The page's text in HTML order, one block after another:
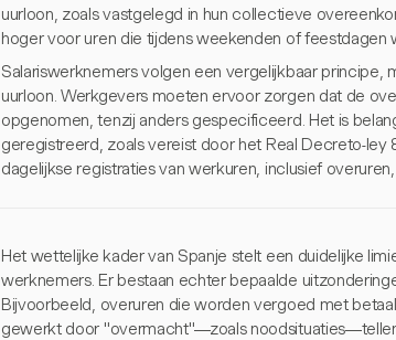
uurloon, zoals vastgelegd in hun collectieve
hoger voor uren die tijdens weekenden of feestdagen
Salariswerknemers volgen een vergelijkbaar principe,
uurloon. Werkgevers moeten ervoor zorgen dat de
opgenomen, tenzij anders gespecificeerd. Het is
geregistreerd, zoals vereist door het Real Decreto-
dagelijkse registraties van werkuren, inclusief
Het wettelijke kader van Spanje stelt een duidelijke
werknemers. Er bestaan echter bepaalde
Bijvoorbeeld, overuren die worden vergoed met
gewerkt door "overmacht"—zoals